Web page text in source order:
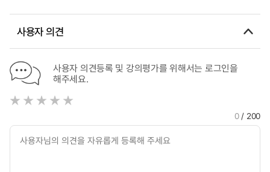
사용자 의견
사용자 의견등록 및 강의평가를 위해서는 로그인을
해주세요.
0/ 200